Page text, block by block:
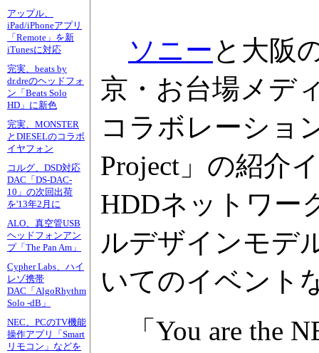
アップル、
iPad/iPhoneアプリ
「Remote」を新
iTunesに対応
完実、beats by
dr.dreのヘッドフォ
ン「Beats Solo
HD」に新色
完実、MONSTER
とDIESELのコラボ
イヤフォン
コルグ、DSD対応
DAC「DS-DAC-
10」の次回出荷
を'13年2月に
ALO、真空管USB
ヘッドフォンアン
プ「The Pan Am」
Cypher Labs、ハイ
レゾ携帯
DAC「AlgoRhythm
Solo -dB」
NEC、PCのTV機能
操作アプリ「Smart
リモコン」などを
ソニー と大阪
京・お台場メデ
コラボレーショ
Project」の紹介
HDDネットワー
ルデザインモデ
いてのイベント
「You are the